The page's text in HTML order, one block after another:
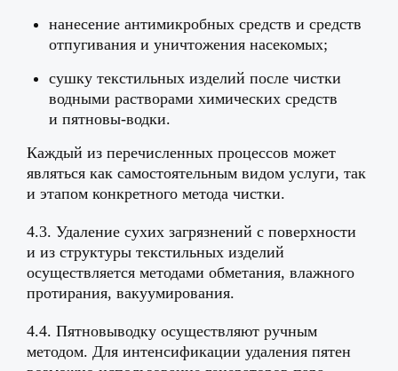
нанесение антимикробных средств и средств
отпугивания и уничтожения насекомых;
сушку текстильных изделий после чистки
водными растворами химических средств
и пятновы-водки.
Каждый из перечисленных процессов может
являться как самостоятельным видом услуги, так
и этапом конкретного метода чистки.
4.3. Удаление сухих загрязнений с поверхности
и из структуры текстильных изделий
осуществляется методами обметания, влажного
протирания, вакуумирования.
4.4. Пятновыводку осуществляют ручным
методом. Для интенсификации удаления пятен